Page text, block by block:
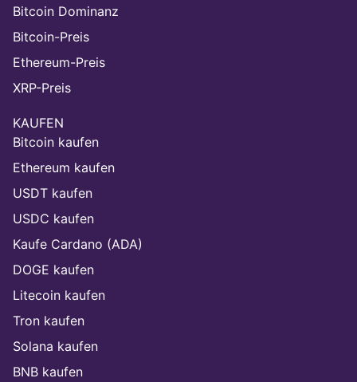
Bitcoin Dominanz
Bitcoin-Preis
Ethereum-Preis
XRP-Preis
KAUFEN
Bitcoin kaufen
Ethereum kaufen
USDT kaufen
USDC kaufen
Kaufe Cardano (ADA)
DOGE kaufen
Litecoin kaufen
Tron kaufen
Solana kaufen
BNB kaufen